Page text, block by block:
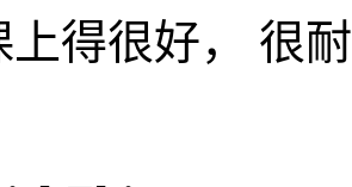
上得很好， 很